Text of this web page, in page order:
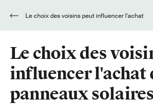
Le choix des
influencer l'achat
panneaux solaires